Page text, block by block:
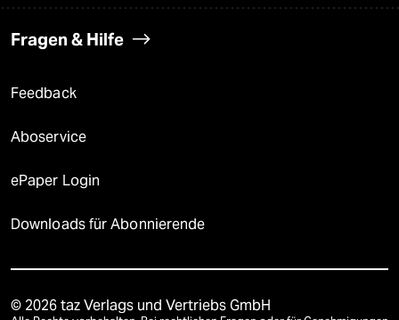
Fragen & Hilfe
Feedback
Aboservice
ePaper Login
Downloads für Abonnierende
© 2026 taz Verlags und Vertriebs GmbH